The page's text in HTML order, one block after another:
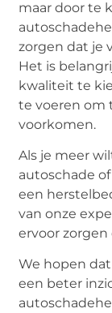
maar door te
zorgen dat je
Het is
kwaliteit te
te voeren om
voorkomen.
Als je meer
autoschade
een
van onze
ervoor
We hopen
een beter